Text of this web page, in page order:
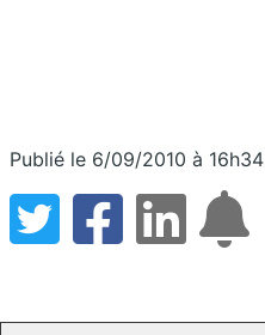
Publié le 6/09/2010 à 16h34